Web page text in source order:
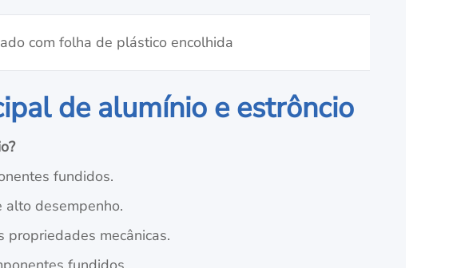
com folha de plástico encolhida
de alumínio e estrôncio
fundidos.
alto desempenho.
mecânicas.